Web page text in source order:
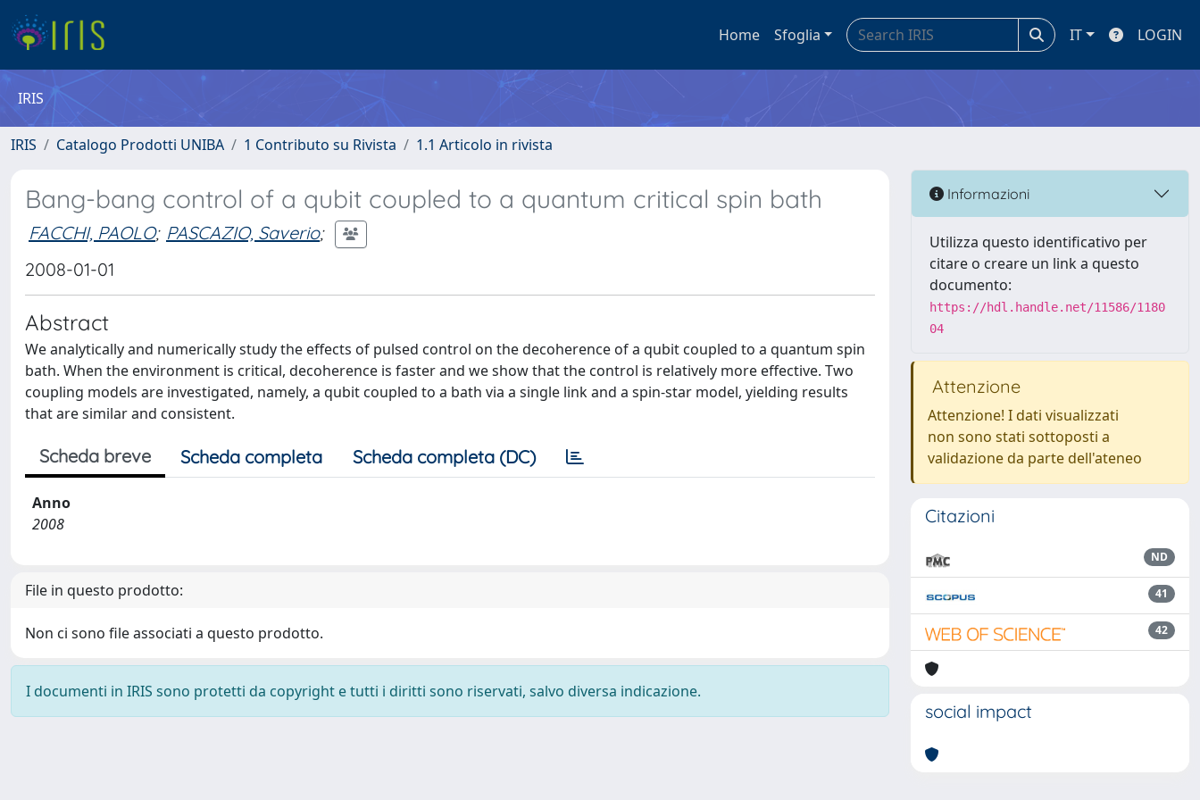
Home Sfoglia IT LOGIN
IRIS
IRIS Catalogo Prodotti UNIBA 1 Contributo su Rivista 1.1 Articolo in rivista
Bang-bang control of a qubit coupled to a quantum critical spin bath
FACCHI, PAOLO; PASCAZIO, Saverio;
2008-01-01
Abstract
We analytically and numerically study the effects of pulsed control on the decoherence of a qubit coupled to a quantum spin
bath. When the environment is critical, decoherence is faster and we show that the control is relatively more effective. Two
coupling models are investigated, namely, a qubit coupled to a bath via a single link and a spin-star model, yielding results
that are similar and consistent.
Scheda breve Scheda completa Scheda completa (DC)
Anno
2008
File in questo prodotto:
Non ci sono file associati a questo prodotto.
I documenti in IRIS sono protetti da copyright e tutti i diritti sono riservati, salvo diversa indicazione.
Informazioni
Utilizza questo identificativo per
citare o creare un link a questo
documento:
https://hdl.handle.net/11586/1180
04
Attenzione
Attenzione! I dati visualizzati
non sono stati sottoposti a
validazione da parte dell'ateneo
Citazioni
ND
41
42
social impact